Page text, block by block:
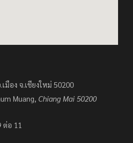
มือง จ.เชียงใหม่ 50200
Muang, Chiang Mai 50200
ต่อ 11